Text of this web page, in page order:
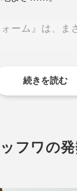
ォーム』は、ま
続きを読む
フワの